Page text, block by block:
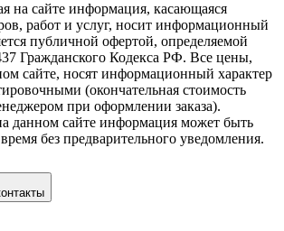
на сайте информация, касающаяся
работ и услуг, носит информационный
публичной офертой, определяемой
Гражданского Кодекса РФ. Все цены,
сайте, носят информационный характер
(окончательная стоимость
при оформлении заказа).
данном сайте информация может быть
без предварительного уведомления.